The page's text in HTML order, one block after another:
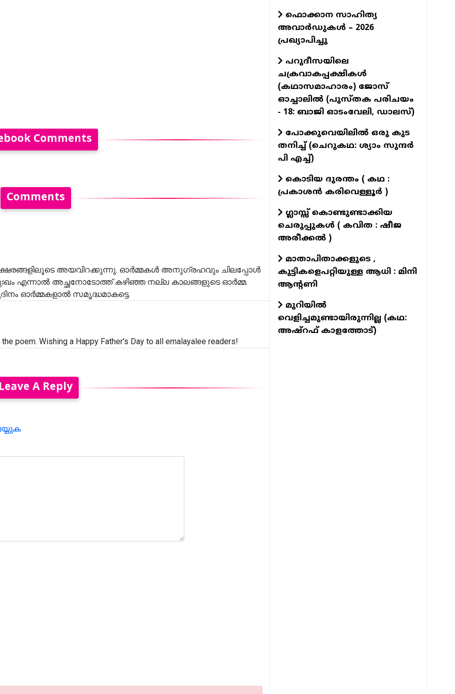
Comments
Comments
അയവിറക്കുന്നു. ഓർമ്മകൾ അനുഗ്രഹവും ചിലപ്പോൾ
എന്നാൽ അച്ഛനോടോത്ത്‌ കഴിഞ്ഞ നല്ല കാലങ്ങളുടെ ഓർമ്മ.
ഓർമ്മകളാൽ സമൃദ്ധമാകട്ടെ.
poem. Wishing a Happy Father's Day to all emalayalee readers!
A Reply
ഫൊക്കാന സാഹിത്യ
അവാർഡുകൾ – 2026
പ്രഖ്യാപിച്ചു
പറുദീസയിലെ
ചക്രവാകപ്പക്ഷികൾ
(കഥാസമാഹാരം) ജോസ്
ഓച്ചാലിൽ (പുസ്തക പരിചയം
- 18: ബാജി ഓടംവേലി, ഡാലസ്)
പോക്കുവെയിലിൽ ഒരു കുട
തനിച്ച് (ചെറുകഥ: ശ്യാം സുന്ദര്‍
പി എച്ച്)
കൊടിയ ദുരന്തം ( കഥ :
പ്രകാശൻ കരിവെള്ളൂർ )
ഗ്ലാസ്സ് കൊണ്ടുണ്ടാക്കിയ
ചെരുപ്പുകൾ ( കവിത : ഷീജ
അരീക്കൽ )
മാതാപിതാക്കളുടെ ,
കുട്ടികളെപറ്റിയുള്ള ആധി : മിനി
ആന്റണി
മുറിയിൽ
വെളിച്ചമുണ്ടായിരുന്നില്ല (കഥ:
അഷ്റഫ് കാളത്തോട്)